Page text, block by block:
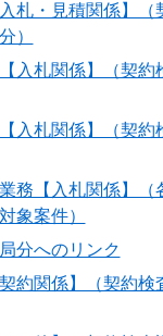
札・見積関係】（
）
入札関係】（契約
入札関係】（契約
務【入札関係】（
象案件）
分へのリンク
約関係】（契約検